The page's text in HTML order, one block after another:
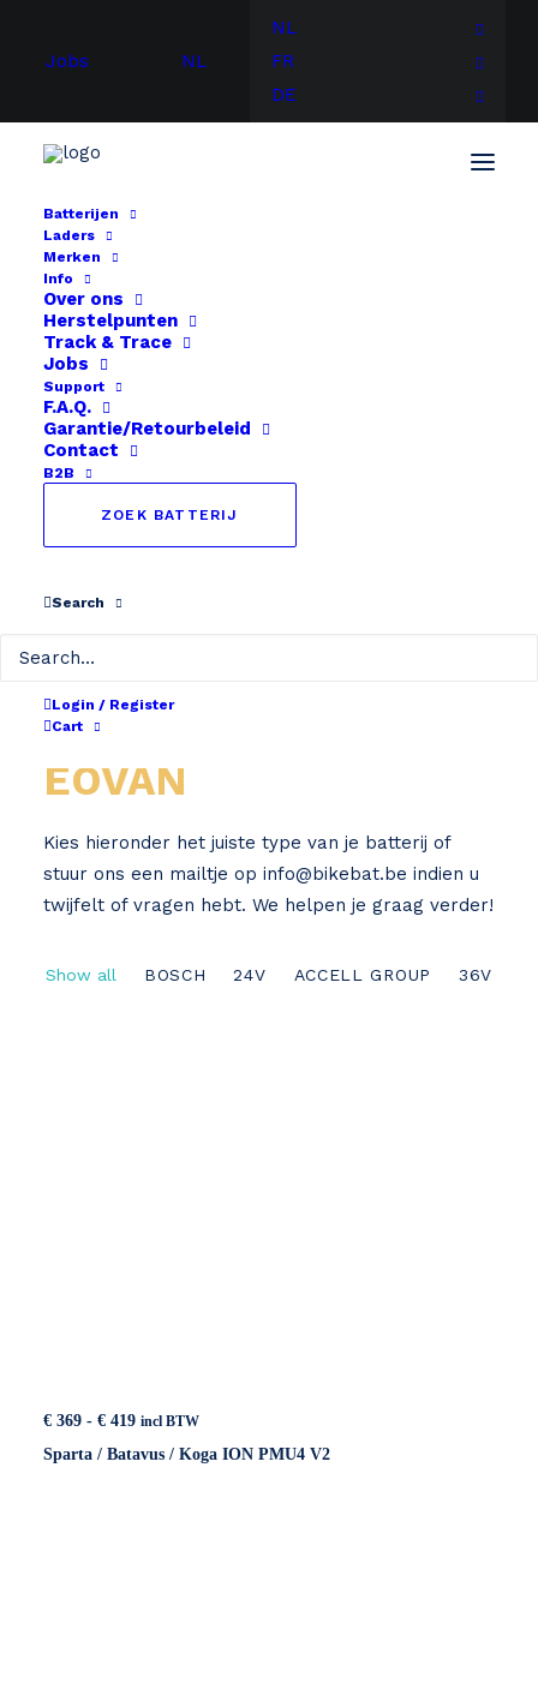
Jobs NL
NL
FR
DE
Batterijen
Laders
Merken
Info
Over ons
Herstelpunten
Track & Trace
Jobs
Support
F.A.Q.
Garantie/Retourbeleid
Contact
B2B
ZOEK BATTERIJ
Search
Login / Register
Cart
Home EOVAN
EOVAN
Kies hieronder het juiste type van je batterij of
stuur ons een mailtje op info@bikebat.be indien u
twijfelt of vragen hebt. We helpen je graag verder!
Show all BOSCH 24V ACCELL GROUP 36V
€ 369 - € 419Prijsklasse:
tot
incl BTW
Sparta / Batavus / Koga ION PMU4 V2